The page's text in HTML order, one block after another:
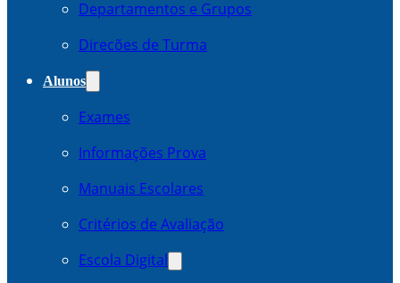
Departamentos e Grupos
Direcões de Turma
Alunos
Exames
Informações Prova
Manuais Escolares
Critérios de Avaliação
Escola Digital